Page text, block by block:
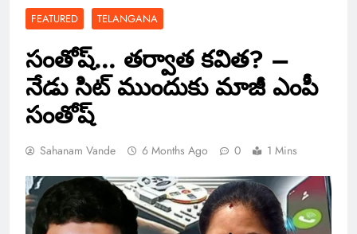
FEATURED TELANGANA
సంతోష్‌… తర్వాత కవిత? –
నేడు సిట్ ముందుకు మాజీ ఎంపీ
సంతోష్‌
Sahanam Vande 6 Months Ago 0 1 Mins